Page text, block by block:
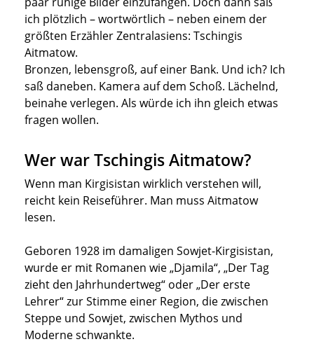
ich plötzlich – wortwörtlich – neben einem der
größten Erzähler Zentralasiens: Tschingis
Aitmatow.
Bronzen, lebensgroß, auf einer Bank. Und ich? Ich
saß daneben. Kamera auf dem Schoß. Lächelnd,
beinahe verlegen. Als würde ich ihn gleich etwas
fragen wollen.
Wer war Tschingis Aitmatow?
Wenn man Kirgisistan wirklich verstehen will,
reicht kein Reiseführer. Man muss Aitmatow
lesen.
Geboren 1928 im damaligen Sowjet-Kirgisistan,
wurde er mit Romanen wie „Djamila“, „Der Tag
zieht den Jahrhundertweg“ oder „Der erste
Lehrer“ zur Stimme einer Region, die zwischen
Steppe und Sowjet, zwischen Mythos und
Moderne schwankte.